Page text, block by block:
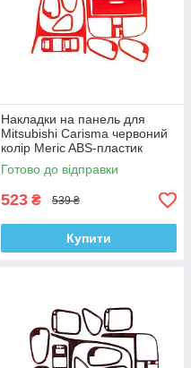
Накладки на панель для
Mitsubishi Carisma червоний
колір Meric ABS-пластик
Готово до відправки
523 ₴ 539 ₴
Купити